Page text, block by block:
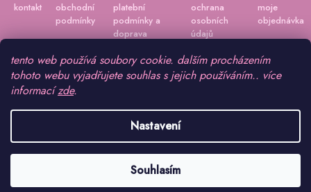
tento web používá soubory cookie. dalším procházením
tohoto webu vyjadřujete souhlas s jejich používáním.. více
informacízde.
Nastavení
Souhlasím
kontakt
obchodní
podmínky
platební
podmínky a
doprava
ochrana
osobních
údajů
moje
objednávka
Připravil Shoptetnamiru.cz
Copyright 2026www.peonygarden.cz. Všechna práva vyhrazena.